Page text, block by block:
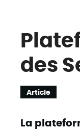
des
Article
La